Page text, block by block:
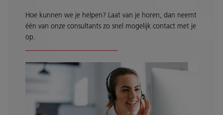
Hoe kunnen we je helpen? Laat van je horen, dan neemt
één van onze consultants zo snel mogelijk contact met je
op.